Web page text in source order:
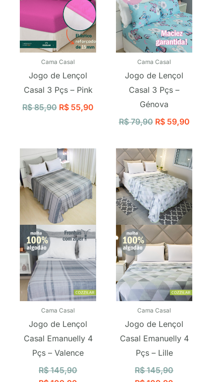
Cama Casal
Jogo de Lençol
Casal 3 Pçs – Pink
R$85,90 R$ 55,90
Cama Casal
Jogo de Lençol
Casal 3 Pçs –
Génova
R$79,90 R$59,90
Cama Casal
Jogo de Lençol
Casal Emanuelly 4
Pçs – Valence
R$145,90
preço
original
era:
R$ 145,90.
O
preço
atual
é:
R$ 109,90.
Cama Casal
Jogo de Lençol
Casal Emanuelly 4
Pçs – Lille
R$145,90
O
preço
original
era:
R$ 145,90.
O
preço
atual
é:
R$ 109,90.